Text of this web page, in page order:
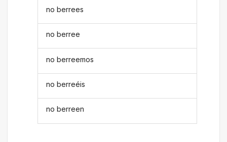
no berrees
no berree
no berreemos
no berreéis
no berreen